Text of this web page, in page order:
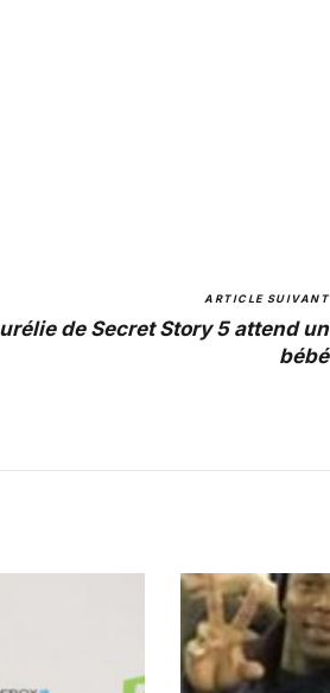
ARTICLE SUIVANT
de Secret Story 5 attend un
bébé